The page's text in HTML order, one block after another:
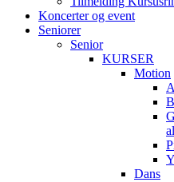
Koncerter og event
Seniorer
Senior
KURSER
Motion
Dans